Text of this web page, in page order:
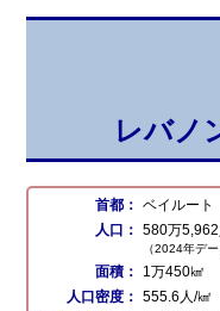
レバノ
首都： ベイルート
人口： 580万5,962
（2024年デ
面積：
1万450㎢
人口密度： 555.6人/㎢